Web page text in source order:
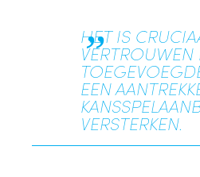
HET IS
VERTROUWEN
EEN
VERSTERKEN.